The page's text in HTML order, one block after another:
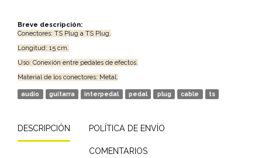
Breve descripción:
Conectores: TS Plug a TS Plug.
Longitud: 15 cm.
Uso: Conexión entre pedales de efectos.
Material de los conectores: Metal.
audio guitarra interpedal pedal plug cable ts
DESCRIPCIÓN POLÍTICA DE ENVÍO
COMENTARIOS